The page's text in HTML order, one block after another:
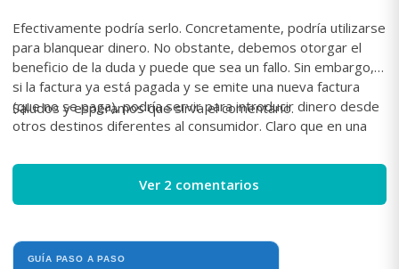
Efectivamente podría serlo. Concretamente, podría utilizarse
para blanquear dinero. No obstante, debemos otorgar el
beneficio de la duda y puede que sea un fallo. Sin embargo,
si la factura ya está pagada y se emite una nueva factura
(que no se paga), podría servir para introducir dinero desde
otros destinos diferentes al consumidor. Claro que en una
comprueba que el dinero procedente de la factura posterior
inflada no coincide con el pago bancario del consumidor se
podrían meter en un buen lío y tendrían que justificarlo ante
Saludos y esperamos que sirva el comentario.
Ver 2 comentarios
GUÍA PASO A PASO